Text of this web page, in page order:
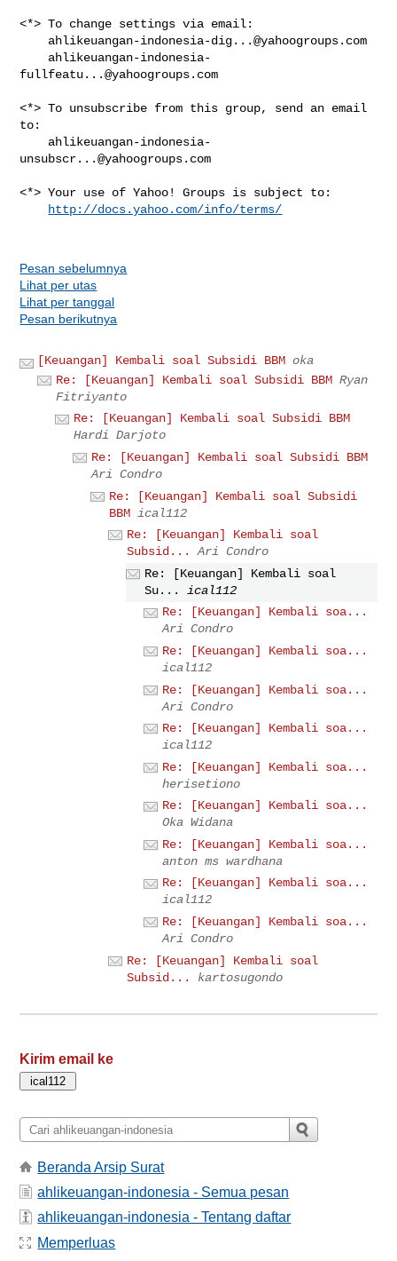
<*> To change settings via email:
ahlikeuangan-indonesia-dig...@yahoogroups.com
ahlikeuangan-indonesia-
fullfeatu...@yahoogroups.com
<*> To unsubscribe from this group, send an email
to:
ahlikeuangan-indonesia-
unsubscr...@yahoogroups.com
<*> Your use of Yahoo! Groups is subject to:
http://docs.yahoo.com/info/terms/
Pesan sebelumnya
Lihat per utas
Lihat per tanggal
Pesan berikutnya
[Keuangan] Kembali soal Subsidi BBM oka
Re: [Keuangan] Kembali soal Subsidi BBM Ryan
Fitriyanto
Re: [Keuangan] Kembali soal Subsidi BBM
Hardi Darjoto
Re: [Keuangan] Kembali soal Subsidi BBM
Ari Condro
Re: [Keuangan] Kembali soal Subsidi
BBM ical112
Re: [Keuangan] Kembali soal
Subsid...
Ari Condro
Re: [Keuangan] Kembali soal
Su...
ical112
Re: [Keuangan] Kembali soa...
Ari Condro
Re: [Keuangan] Kembali soa...
ical112
Re: [Keuangan] Kembali soa...
Ari Condro
Re: [Keuangan] Kembali soa...
ical112
Re: [Keuangan] Kembali soa...
herisetiono
Re: [Keuangan] Kembali soa...
Oka Widana
Re: [Keuangan] Kembali soa...
anton ms wardhana
Re: [Keuangan] Kembali soa...
ical112
Re: [Keuangan] Kembali soa...
Ari Condro
Re: [Keuangan] Kembali soal
Subsid...
kartosugondo
Kirim email ke
Beranda Arsip Surat
ahlikeuangan-indonesia - Semua pesan
ahlikeuangan-indonesia - Tentang daftar
Memperluas